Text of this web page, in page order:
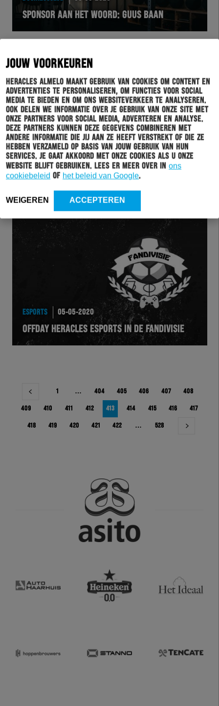
JOUW VOORKEUREN
Heracles Almelo maakt gebruik van cookies om content en
advertenties te personaliseren, om functies voor social
media te bieden en om ons websiteverkeer te analyseren.
Ook delen we informatie over je gebruik van onze site met
onze partners voor social media, adverteren en analyse.
Deze partners kunnen deze gegevens combineren met
andere informatie die jij aan ze heeft verstrekt of die ze
hebben verzameld op basis van jouw gebruik van hun
services. Je gaat akkoord met onze cookies als u onze
website blijft gebruiken. Lees er meer over in ons
cookiebeleid of het beleid van Google.
WEIGEREN ACCEPTEREN
SPONSOR AAN HET WOORD: GUUS BAAN
HERACLES 07-05-2020
DIT IS ONS MOOISTE EREDIVISIESHIRT OOIT
ESPORTS 05-05-2020
OFFDAY HERACLES ESPORTS IN DE FANDIVISIE
Berichtnavigatie
1 … 404 405 406 407 408
409 410 411 412 413 414 415 416 417
418 419 420 421 422 … 528